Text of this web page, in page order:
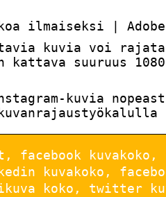
ilmaiseksi |
kuvia voi rajata
kattava suuruus
kuvia
facebook
kuvakoko,
koko, twitter